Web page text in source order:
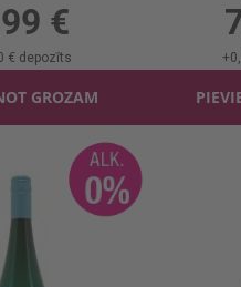
€
€ depozīts
GROZAM
+